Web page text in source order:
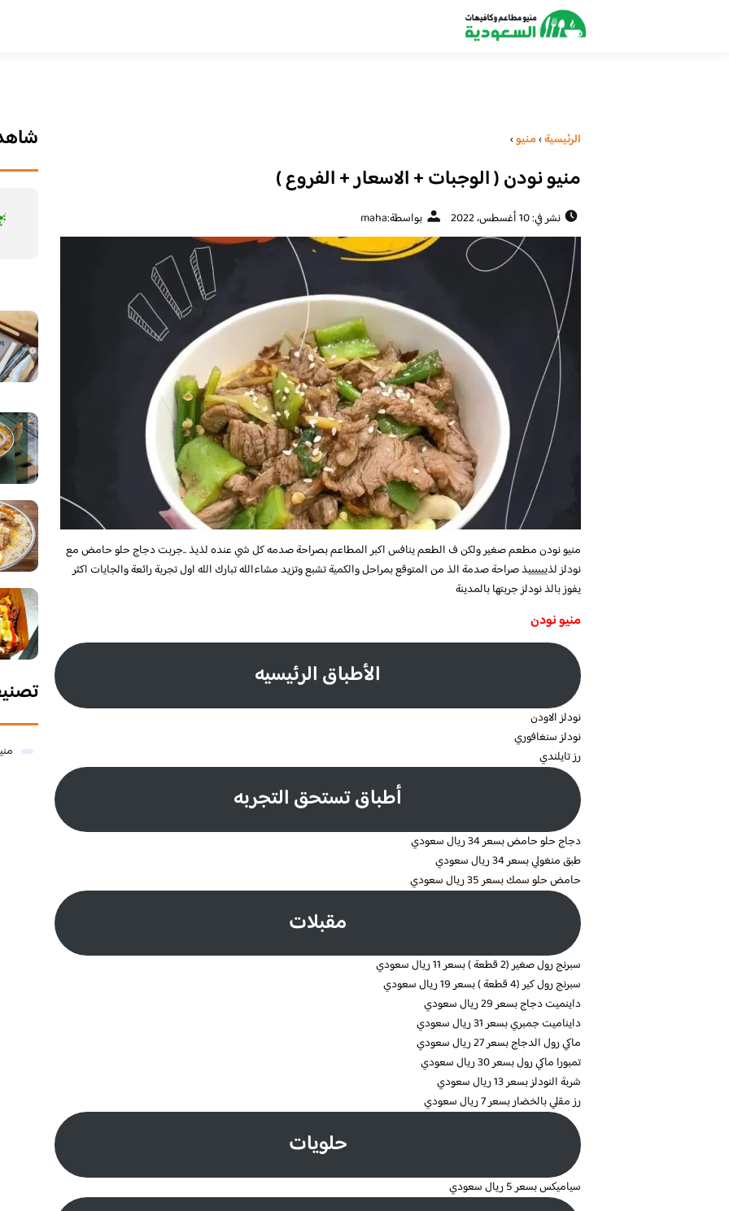
الرئيسية›منيو›
منيو نودن ( الوجبات + الاسعار + الفروع )
نشر في: 10 أغسطس، 2022 بواسطة:maha
منيو نودنمطعم صغير ولكن ف الطعم ينافس اكبر المطاعم بصراحة صدمه كل شي عنده لذيذ..جربت دجاج حلو حامض مع
نودلز لذييييييذ صراحة صدمة الذ من المتوقع بمراحل والكمية تشبع وتزيد مشاءالله تبارك الله اول تجربة رائعة والجايات اكثر
يفوز بالذ نودلز جربتها بالمدينة
منيو نودن
الأطباق الرئيسيه
نودلز الاودن
نودلز سنغافوري
رز تايلندي
أطباق تستحق التجربه
دجاج حلو حامض بسعر 34 ريال سعودي
طبق منغولي بسعر 34 ريال سعودي
حامض حلو سمك بسعر 35 ريال سعودي
مقبلات
سبرنج رول صغير (2 قطعة ) بسعر 11 ريال سعودي
سبرنج رول كير (4 قطعة ) بسعر 19 ريال سعودي
داينميت دجاج بسعر 29 ريال سعودي
دايناميت جمبري بسعر 31 ريال سعودي
ماكي رول الدجاج بسعر 27 ريال سعودي
تمبورا ماكي رول بسعر 30 ريال سعودي
شربة النودلز بسعر 13 ريال سعودي
رز مقلي بالخضار بسعر 7 ريال سعودي
حلويات
سياميكس بسعر 5 ريال سعودي